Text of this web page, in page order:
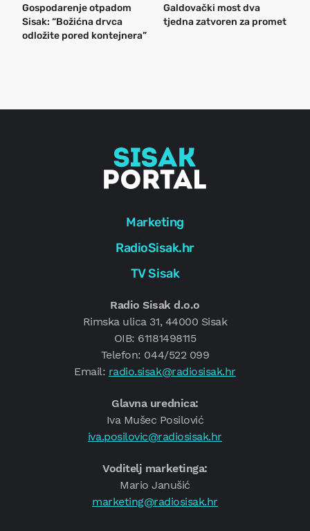
Gospodarenje otpadom
Sisak: “Božićna drvca
odložite pored kontejnera”
Galdovački most dva
tjedna zatvoren za promet
Marketing
RadioSisak.hr
TV Sisak
Radio Sisak d.o.o
Rimska ulica 31, 44000 Sisak
OIB: 61181498115
Telefon: 044/522 099
Email: radio.sisak@radiosisak.hr
Glavna urednica:
Iva Mušec Posilović
iva.posilovic@radiosisak.hr
Voditelj marketinga:
Mario Janušić
marketing@radiosisak.hr